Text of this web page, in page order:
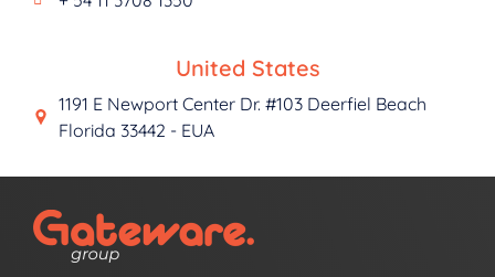
United States
1191 E Newport Center Dr. #103 Deerfiel Beach
Florida 33442 - EUA